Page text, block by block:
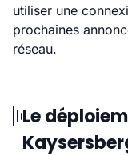
utiliser une
prochaines
réseau.
Le